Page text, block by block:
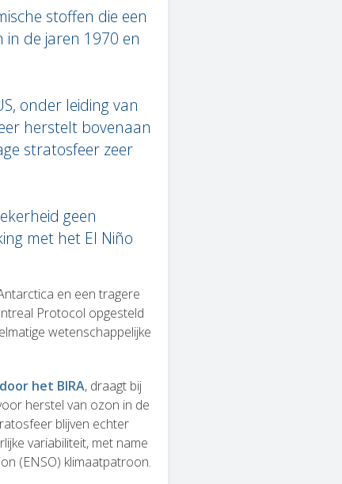
stoffen die een
de jaren 1970 en
onder leiding van
herstelt bovenaan
stratosfeer zeer
geen
met het El Niño
en een tragere
Protocol opgesteld
wetenschappelijke
het BIRA, draagt bij
herstel van ozon in de
blijven echter
variabiliteit, met name
(ENSO) klimaatpatroon.